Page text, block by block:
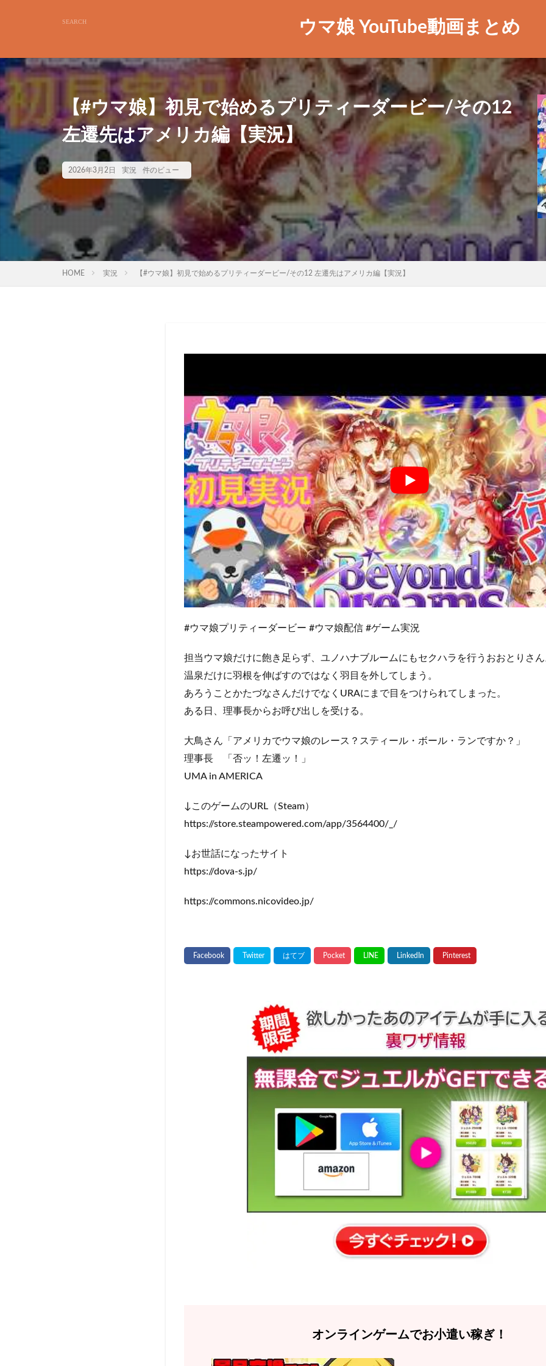
ウマ娘 YouTube動画まとめ
【#ウマ娘】初見で始めるプリティーダービー/その12
左遷先はアメリカ編【実況】
2026年3月2日 実況 件のビュー
HOME 実況 【#ウマ娘】初見で始めるプリティーダービー/その12 左遷先はアメリカ編【実況】
#ウマ娘プリティーダービー #ウマ娘配信 #ゲーム実況
担当ウマ娘だけに飽き足らず、ユノハナブルームにもセクハラを行うおおとりさ
温泉だけに羽根を伸ばすのではなく羽目を外してしまう。
あろうことかたづなさんだけでなくURAにまで目をつけられてしまった。
ある日、理事長からお呼び出しを受ける。
大鳥さん「アメリカでウマ娘のレース？スティール・ボール・ランですか？」
理事長 「否ッ！左遷ッ！」
UMA in AMERICA
↓このゲームのURL（Steam）
https://store.steampowered.com/app/3564400/_/
↓お世話になったサイト
https://dova-s.jp/
https://commons.nicovideo.jp/
オンラインゲームでお小遣い稼ぎ！